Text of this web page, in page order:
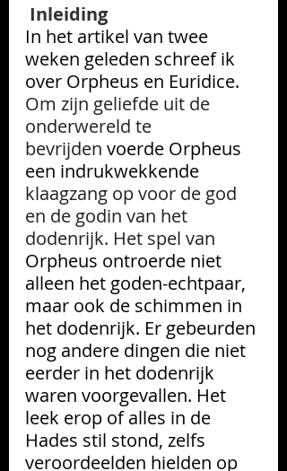
Inleiding
In het artikel van twee
weken geleden schreef ik
over Orpheus en Euridice.
Om zijn geliefde uit de
onderwereld te
bevrijden voerde Orpheus
een indrukwekkende
klaagzang op voor de god
en de godin van het
dodenrijk. Het spel van
Orpheus ontroerde niet
alleen het goden-echtpaar,
maar ook de schimmen in
het dodenrijk. Er gebeurden
nog andere dingen die niet
eerder in het dodenrijk
waren voorgevallen. Het
leek erop of alles in de
Hades stil stond, zelfs
veroordeelden hielden op